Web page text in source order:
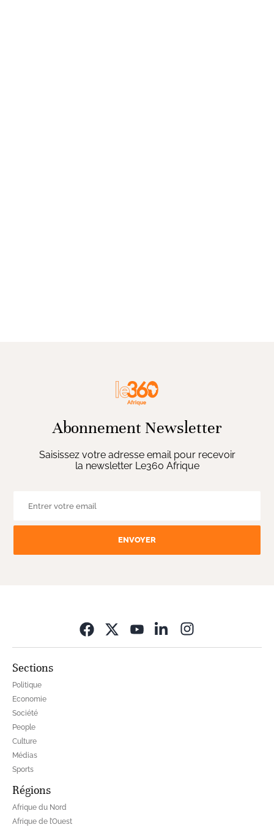
Abonnement Newsletter
Saisissez votre adresse email pour recevoir
la newsletter Le360 Afrique
ENVOYER
Sections
Politique
Economie
Société
People
Culture
Médias
Sports
Régions
Afrique du Nord
Afrique de l’Ouest